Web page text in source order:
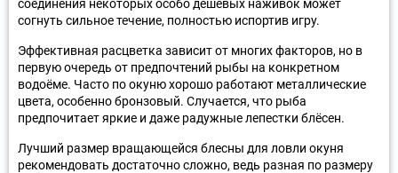
соединения некоторых особо дешёвых наживок может
согнуть сильное течение, полностью испортив игру.
Эффективная расцветка зависит от многих факторов, но в
первую очередь от предпочтений рыбы на конкретном
водоёме. Часто по окуню хорошо работают металлические
цвета, особенно бронзовый. Случается, что рыба
предпочитает яркие и даже радужные лепестки блёсен.
Лучший размер вращающейся блесны для ловли окуня
рекомендовать достаточно сложно, ведь разная по размеру